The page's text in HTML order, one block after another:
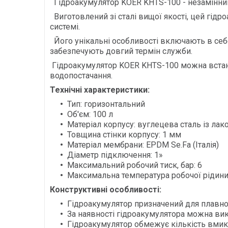
Гідроакумулятор KOER KHTS-100 -
Виготовлений зі сталі вищої якості, цей
системі.
Його унікальні особливості включають в
забезпечують довгий термін служби.
Гідроакумулятор KOER KHTS-100 можна
водопостачання.
Технічні характеристики:
Тип: горизонтальний
Об'єм: 100 л
Матеріал корпусу: вуглецева сталь із
Товщина стінки корпусу: 1 мм
Матеріал мембрани: EPDM Se.Fa (Італія)
Діаметр підключення: 1»
Максимальний робочий тиск, бар: 6
Максимальна температура робочої
Конструктивні особливості:
Гідроакумулятор призначений для
За наявності гідроакумулятора можна
Гідроакумулятор обмежує кількість